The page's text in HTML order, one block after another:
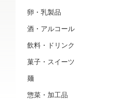
卵・乳製品
酒・アルコール
飲料・ドリンク
菓子・スイーツ
麺
惣菜・加工品